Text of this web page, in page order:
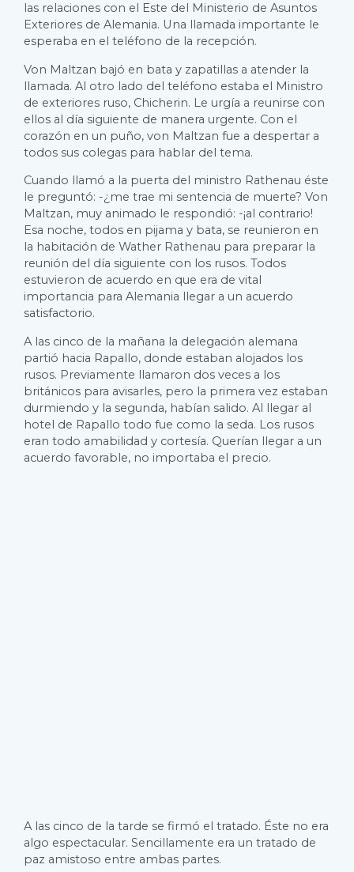
las relaciones con el Este del Ministerio de Asuntos
Exteriores de Alemania. Una llamada importante le
esperaba en el teléfono de la recepción.
Von Maltzan bajó en bata y zapatillas a atender la
llamada. Al otro lado del teléfono estaba el Ministro
de exteriores ruso, Chicherin. Le urgía a reunirse con
ellos al día siguiente de manera urgente. Con el
corazón en un puño, von Maltzan fue a despertar a
todos sus colegas para hablar del tema.
Cuando llamó a la puerta del ministro Rathenau éste
le preguntó: -¿me trae mi sentencia de muerte? Von
Maltzan, muy animado le respondió: -¡al contrario!
Esa noche, todos en pijama y bata, se reunieron en
la habitación de Wather Rathenau para preparar la
reunión del día siguiente con los rusos. Todos
estuvieron de acuerdo en que era de vital
importancia para Alemania llegar a un acuerdo
satisfactorio.
A las cinco de la mañana la delegación alemana
partió hacia Rapallo, donde estaban alojados los
rusos. Previamente llamaron dos veces a los
británicos para avisarles, pero la primera vez estaban
durmiendo y la segunda, habían salido. Al llegar al
hotel de Rapallo todo fue como la seda. Los rusos
eran todo amabilidad y cortesía. Querían llegar a un
acuerdo favorable, no importaba el precio.
A las cinco de la tarde se firmó el tratado. Éste no era
algo espectacular. Sencillamente era un tratado de
paz amistoso entre ambas partes.